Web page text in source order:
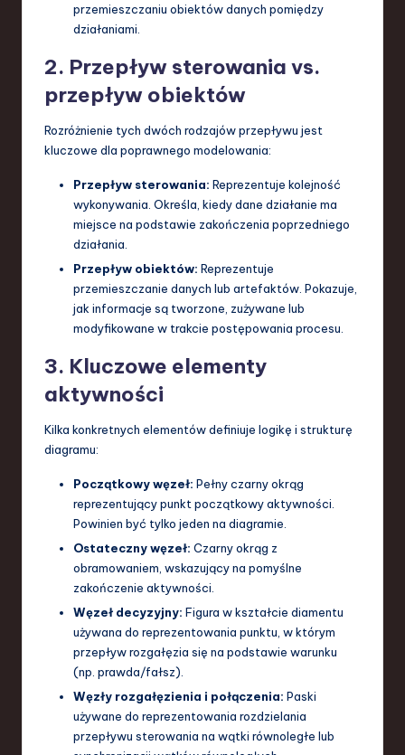
przemieszczaniu obiektów danych pomiędzy
działaniami.
2. Przepływ sterowania vs.
przepływ obiektów
Rozróżnienie tych dwóch rodzajów przepływu jest
kluczowe dla poprawnego modelowania:
Przepływ sterowania: Reprezentuje kolejność
wykonywania. Określa, kiedy dane działanie ma
miejsce na podstawie zakończenia poprzedniego
działania.
Przepływ obiektów: Reprezentuje
przemieszczanie danych lub artefaktów. Pokazuje,
jak informacje są tworzone, zużywane lub
modyfikowane w trakcie postępowania procesu.
3. Kluczowe elementy
aktywności
Kilka konkretnych elementów definiuje logikę i strukturę
diagramu:
Początkowy węzeł: Pełny czarny okrąg
reprezentujący punkt początkowy aktywności.
Powinien być tylko jeden na diagramie.
Ostateczny węzeł: Czarny okrąg z
obramowaniem, wskazujący na pomyślne
zakończenie aktywności.
Węzeł decyzyjny: Figura w kształcie diamentu
używana do reprezentowania punktu, w którym
przepływ rozgałęzia się na podstawie warunku
(np. prawda/fałsz).
Węzły rozgałęzienia i połączenia: Paski
używane do reprezentowania rozdzielania
przepływu sterowania na wątki równoległe lub